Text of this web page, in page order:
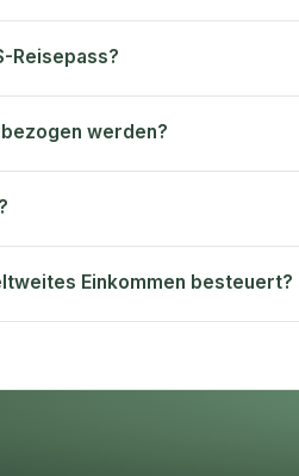
Reisepass?
werden?
Einkommen besteuert?